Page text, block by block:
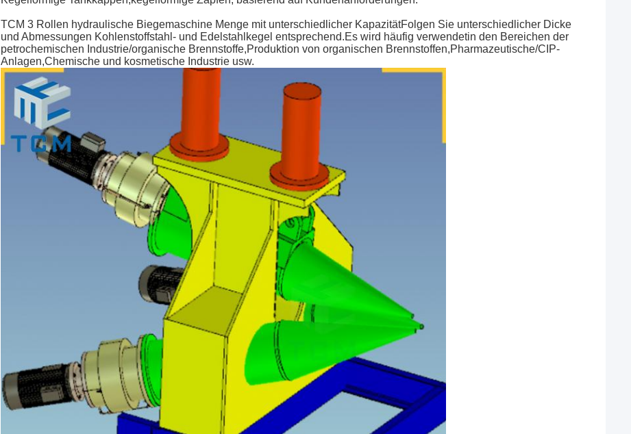
TCM 3 Rollen hydraulische Biegemaschine Menge mit unterschiedlicher KapazitätFolgen Sie unterschiedlicher Dicke
und Abmessungen Kohlenstoffstahl- und Edelstahlkegel entsprechend.Es wird häufig verwendetin den Bereichen der
petrochemischen Industrie/organische Brennstoffe,Produktion von organischen Brennstoffen,Pharmazeutische/CIP-
Anlagen,Chemische und kosmetische Industrie usw.